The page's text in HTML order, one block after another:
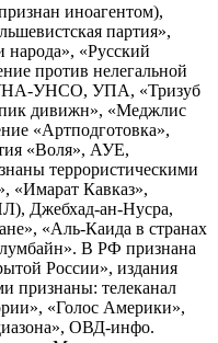
иноагентом),
партия»,
«Русский
против нелегальной
УНСО, УПА, «Тризуб
дивижн», «Меджлис
«Артподготовка»,
«Воля», АУЕ,
террористическими
«Имарат Кавказ»,
Джебхад-ан-Нусра,
«Аль-Каида в странах
В РФ признана
России», издания
признаны: телеканал
«Голос Америки»,
ОВД-инфо.